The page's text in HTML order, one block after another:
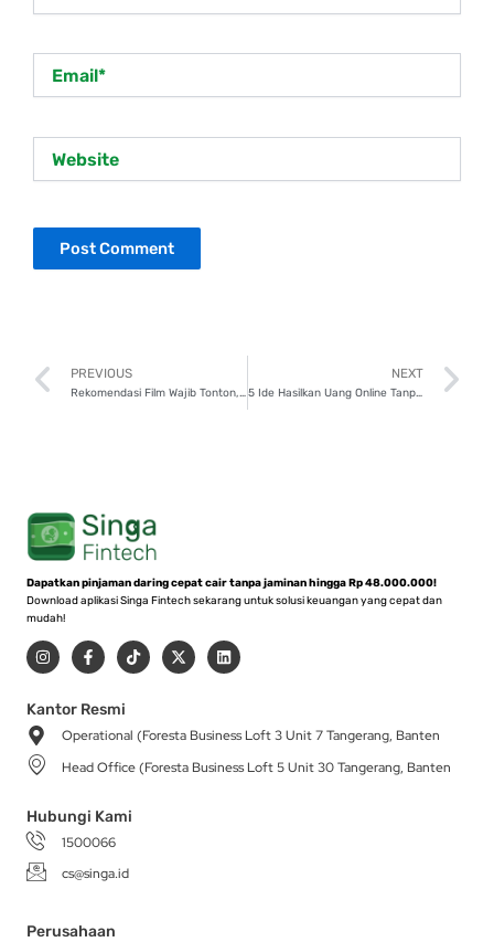
Prev
PREVIOUS
Rekomendasi Film Wajib Tonton, The Light Between Oceans
NEXT
5 Ide Hasilkan Uang Online Tanpa Modal
Dapatkan pinjaman daring cepat cair tanpa jaminan hingga Rp 48.000.000!
Download aplikasi Singa Fintech sekarang untuk solusi keuangan yang cepat dan
mudah!
I
n
s
a
g
r
a
m
F
a
c
b
o
-
T
i
k
X
-
t
t
r
L
i
n
i
Kantor Resmi
Operational (Foresta Business Loft 3 Unit 7 Tangerang, Banten
Head Office (Foresta Business Loft 5 Unit 30 Tangerang, Banten
Hubungi Kami
1500066
cs@singa.id
Perusahaan